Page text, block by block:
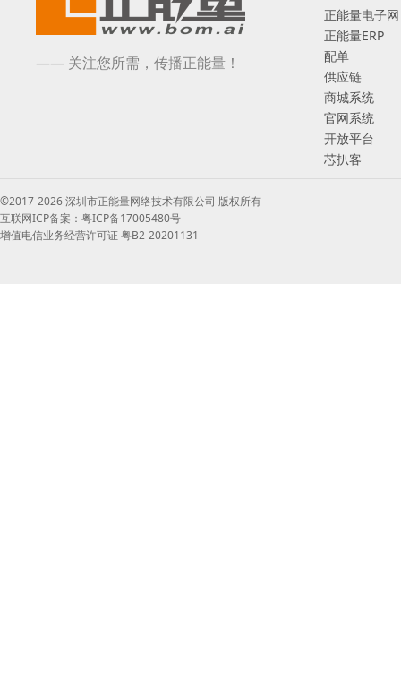
—— 关注您所需，传播正能量！
正能量电子网
正能量ERP
配单
供应链
商城系统
官网系统
开放平台
芯扒客
©2017-2026 深圳市正能量网络技术有限公司 版权所有
互联网ICP备案：粤ICP备17005480号
增值电信业务经营许可证 粤B2-20201131